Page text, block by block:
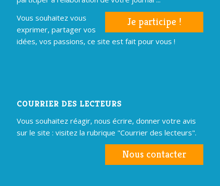
Je participe !
Vous souhaitez vous
exprimer, partager vos
idées, vos passions, ce site est fait pour vous !
COURRIER DES LECTEURS
Vous souhaitez réagir, nous écrire, donner votre avis
sur le site : visitez la rubrique "Courrier des lecteurs".
Nous contacter